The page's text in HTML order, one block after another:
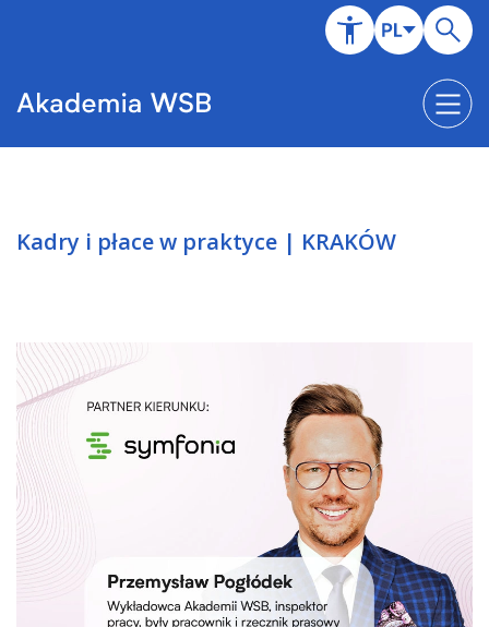
Kadry i płace w praktyce | KRAKÓW